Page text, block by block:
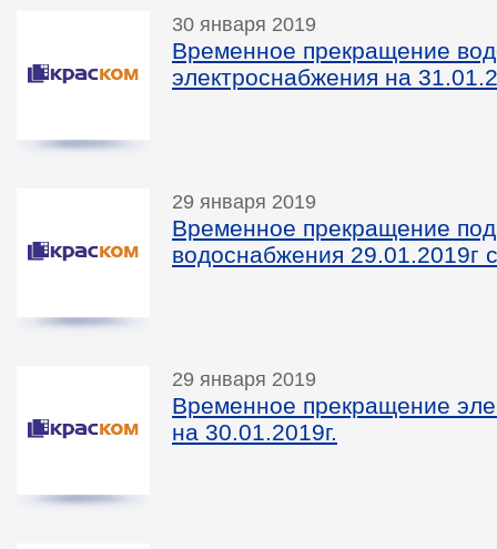
30 января 2019
Временное прекращение
электроснабжения на
29 января 2019
Временное прекращение
водоснабжения 29.01.2019г
29 января 2019
Временное прекращение
на 30.01.2019г.